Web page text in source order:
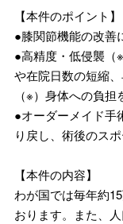
【本件のポイント】
●膝関節機能の改善
●高精度・低侵襲（
や在院日数の短縮
（※）身体への負
●オーダーメイド手
り戻し、術後のス
【本件の内容】
わが国では毎年約
おります。また、